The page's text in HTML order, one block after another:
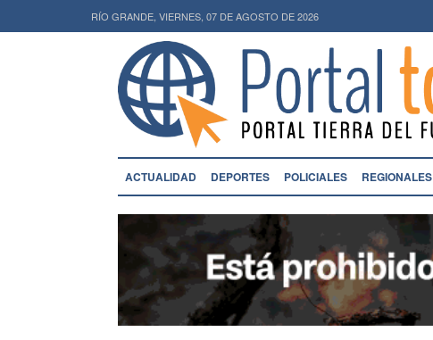
RÍO GRANDE, VIERNES, 07 DE AGOSTO DE 2026
ACTUALIDAD DEPORTES POLICIALES REGIONALES